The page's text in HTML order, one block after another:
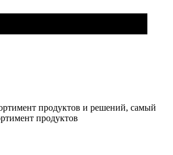
продуктов и решений, самый
продуктов